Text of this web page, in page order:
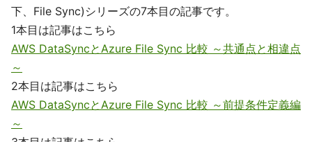
下、File Sync)シリーズの7本目の記事です。
1本目は記事はこちら
AWS DataSyncとAzure File Sync 比較 ～共通点と相違点
～
2本目は記事はこちら
AWS DataSyncとAzure File Sync 比較 ～前提条件定義編
～